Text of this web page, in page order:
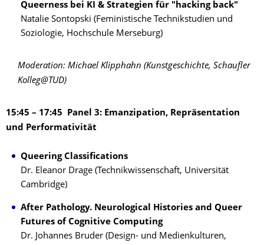
Queerness bei KI & Strategien für "hacking back"
Natalie Sontopski (Feministische Technikstudien und
Soziologie, Hochschule Merseburg)
Moderation: Michael Klipphahn (Kunstgeschichte, Schaufler
Kolleg@TUD)
15:45 – 17:45 Panel 3: Emanzipation, Repräsentation
und Performativität
Queering Classifications
Dr. Eleanor Drage (Technikwissenschaft, Universität
Cambridge)
After Pathology. Neurological Histories and Queer
Futures of Cognitive Computing
Dr. Johannes Bruder (Design- und Medienkulturen,